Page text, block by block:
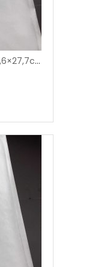
20 Papeles albuminados 8,5×11″ (21,6×27,7cm)